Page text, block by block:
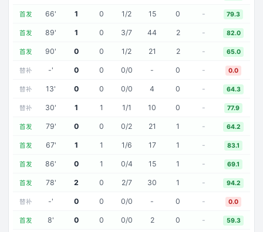
首发 66' 1 0 1/2 15 0 - 79.3
首发 89' 1 0 3/7 44 2 - 82.0
首发 90' 0 0 1/2 21 2 - 65.0
替补 -' 0 0 0/0 - 0 - 0.0
替补 13' 0 0 0/0 4 0 - 64.3
替补 30' 1 1 1/1 10 0 - 77.9
首发 79' 0 0 0/2 21 1 - 64.2
首发 67' 1 1 1/6 17 1 - 83.1
首发 86' 0 1 0/4 15 1 - 69.1
首发 78' 2 0 2/7 30 1 - 94.2
替补 -' 0 0 0/0 - 0 - 0.0
首发 8' 0 0 0/0 2 0 - 59.3